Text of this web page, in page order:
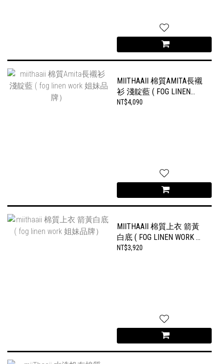
MIITHAAII 棉質AMITA長襯
衫 淺靛藍 ( FOG LINEN
WORK 姐妹品牌）
NT$4,090
MIITHAAII 棉質上衣 箭黃
白底 ( FOG LINEN WORK 姐
妹品牌）
NT$3,920